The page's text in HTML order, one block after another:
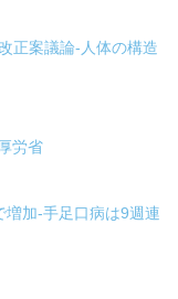
正案議論-人体の構造
労省
増加-手足口病は9週連